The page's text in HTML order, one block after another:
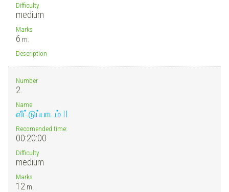
Difficulty
medium
Marks
6 m.
Description
Number
2.
Name
வீட்டுப்பாடம் II
Recomended time:
00:20:00
Difficulty
medium
Marks
12 m.